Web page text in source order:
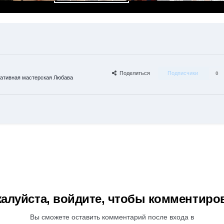
мастерская Любава
Поделиться Подписчики 0
войдите, чтобы
Вы сможете оставить комментарий после входа в